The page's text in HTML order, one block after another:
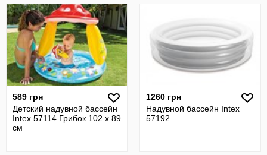
589 грн
Детский надувной бассейн
Intex 57114 Грибок 102 х 89
см
1260 грн
Надувной бассейн Intex
57192